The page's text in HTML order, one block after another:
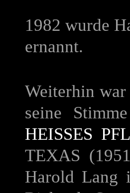
1982 wurde
ernannt.
Weiterhin war
seine
HEISSES
TEXAS
Harold Lang